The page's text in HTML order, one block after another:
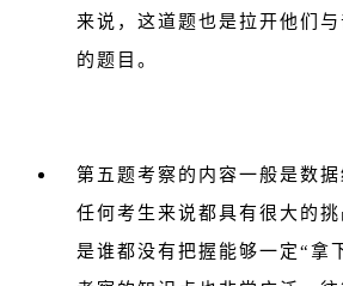
来说，这道题也是拉开他们
的题目。
第五题考察的内容一般是数
任何考生来说都具有很大的
是谁都没有把握能够一定“拿